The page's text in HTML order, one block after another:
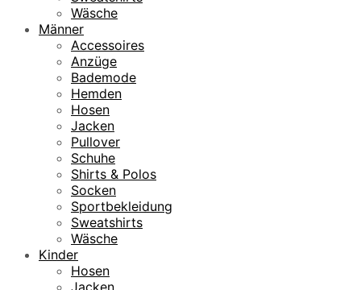
Wäsche
Männer
Accessoires
Anzüge
Bademode
Hemden
Hosen
Jacken
Pullover
Schuhe
Shirts & Polos
Socken
Sportbekleidung
Sweatshirts
Wäsche
Kinder
Hosen